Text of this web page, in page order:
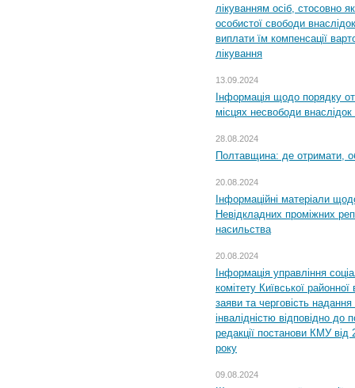
лікуванням осіб, стосовно
особистої свободи
виплати їм компенсації
лікування
13.09.2024
Інформація щодо порядку
місцях несвободи внаслідок
28.08.2024
Полтавщина: де отримати,
20.08.2024
Інформаційні матеріали
Невідкладних проміжних
насильства
20.08.2024
Інформація управління
комітету Київської
заяви та черговість надання
інвалідністю відповідно
редакції постанови КМУ
року
09.08.2024